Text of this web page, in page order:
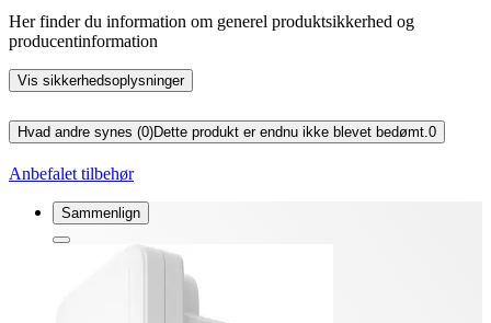
Her finder du information om generel produktsikkerhed og
producentinformation
Vis sikkerhedsoplysninger
Hvad andre synes (0)Dette produkt er endnu ikke blevet bedømt. 0
Anbefalet tilbehør
Sammenlign